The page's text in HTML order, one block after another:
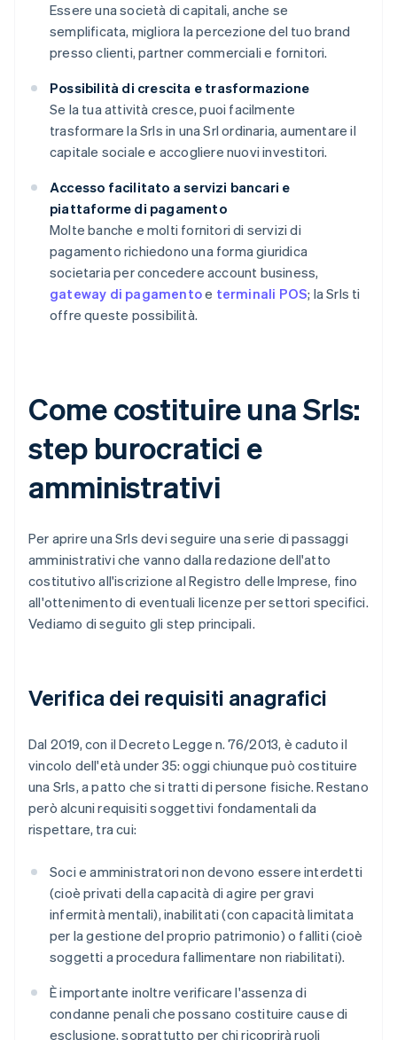
Essere una società di capitali, anche se
semplificata, migliora la percezione del tuo brand
presso clienti, partner commerciali e fornitori.
Possibilità di crescita e trasformazione
Se la tua attività cresce, puoi facilmente
trasformare la Srls in una Srl ordinaria, aumentare il
capitale sociale e accogliere nuovi investitori.
Accesso facilitato a servizi bancari e
piattaforme di pagamento
Molte banche e molti fornitori di servizi di
pagamento richiedono una forma giuridica
societaria per concedere account business,
gateway di pagamentoe terminali POS; la Srls ti
offre queste possibilità.
Come costituire una Srls:
step burocratici e
amministrativi
Per aprire una Srls devi seguire una serie di passaggi
amministrativi che vanno dalla redazione dell'atto
costitutivo all'iscrizione al Registro delle Imprese, fino
all'ottenimento di eventuali licenze per settori specifici.
Vediamo di seguito gli step principali.
Verifica dei requisiti anagrafici
Dal 2019, con il Decreto Legge n. 76/2013, è caduto il
vincolo dell'età under 35: oggi chiunque può costituire
una Srls, a patto che si tratti di persone fisiche. Restano
però alcuni requisiti soggettivi fondamentali da
rispettare, tra cui:
Soci e amministratori non devono essere interdetti
(cioè privati della capacità di agire per gravi
infermità mentali), inabilitati (con capacità limitata
per la gestione del proprio patrimonio) o falliti (cioè
soggetti a procedura fallimentare non riabilitati).
È importante inoltre verificare l'assenza di
condanne penali che possano costituire cause di
esclusione, soprattutto per chi ricoprirà ruoli